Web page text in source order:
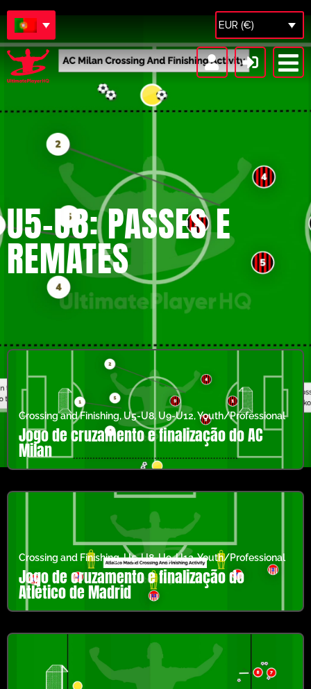
EUR (€)
U5-U8: PASSES E
REMATES
Crossing and Finishing,U5-U8, U9-U12,Youth/Professional
Jogo de cruzamento e finalização do AC
Milan
Crossing and Finishing,U5-U8,U9-U12,Youth/Professional
Jogo de cruzamento e finalização do
Atlético de Madrid